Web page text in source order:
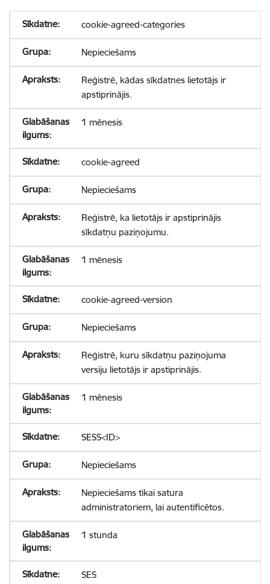
cookie-agreed-categories
Nepieciešams
Reģistrē, kādas sīkdatnes lietotājs ir
apstiprinājis.
1 mēnesis
cookie-agreed
Nepieciešams
Reģistrē, ka lietotājs ir apstiprinājis
sīkdatņu paziņojumu.
1 mēnesis
cookie-agreed-version
Nepieciešams
Reģistrē, kuru sīkdatņu paziņojuma
versiju lietotājs ir apstiprinājis.
1 mēnesis
SESS<ID>
Nepieciešams
Nepieciešams tikai satura
administratoriem, lai autentificētos.
1 stunda
SES